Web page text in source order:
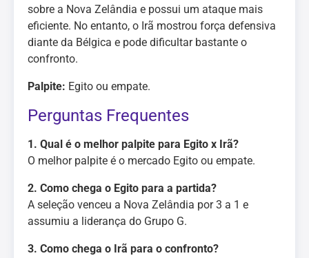
sobre a Nova Zelândia e possui um ataque mais
eficiente. No entanto, o Irã mostrou força defensiva
diante da Bélgica e pode dificultar bastante o
confronto.
Palpite: Egito ou empate.
Perguntas Frequentes
1. Qual é o melhor palpite para Egito x Irã?
O melhor palpite é o mercado Egito ou empate.
2. Como chega o Egito para a partida?
A seleção venceu a Nova Zelândia por 3 a 1 e
assumiu a liderança do Grupo G.
3. Como chega o Irã para o confronto?